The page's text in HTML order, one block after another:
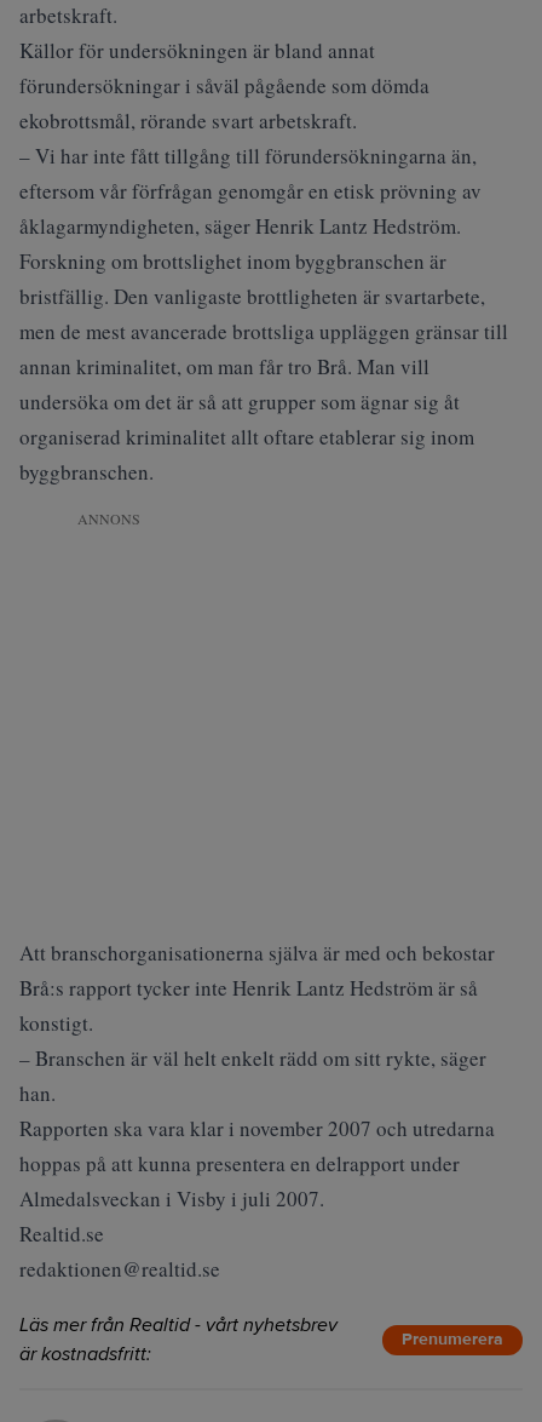
arbetskraft.
Källor för undersökningen är bland annat
förundersökningar i såväl pågående som dömda
ekobrottsmål, rörande svart arbetskraft.
– Vi har inte fått tillgång till förundersökningarna än,
eftersom vår förfrågan genomgår en etisk prövning av
åklagarmyndigheten, säger Henrik Lantz Hedström.
Forskning om brottslighet inom byggbranschen är
bristfällig. Den vanligaste brottligheten är svartarbete,
men de mest avancerade brottsliga uppläggen gränsar till
annan kriminalitet, om man får tro Brå. Man vill
undersöka om det är så att grupper som ägnar sig åt
organiserad kriminalitet allt oftare etablerar sig inom
byggbranschen.
ANNONS
Att branschorganisationerna själva är med och bekostar
Brå:s rapport tycker inte Henrik Lantz Hedström är så
konstigt.
– Branschen är väl helt enkelt rädd om sitt rykte, säger
han.
Rapporten ska vara klar i november 2007 och utredarna
hoppas på att kunna presentera en delrapport under
Almedalsveckan i Visby i juli 2007.
Realtid.se
redaktionen@realtid.se
Läs mer från Realtid - vårt nyhetsbrev
är kostnadsfritt:
Prenumerera